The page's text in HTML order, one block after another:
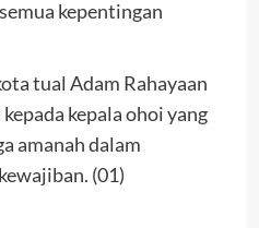
kepentingan
tual Adam Rahayaan
kepala ohoi yang
amanah dalam
(01)